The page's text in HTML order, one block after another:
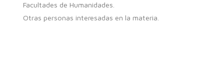
Facultades de Humanidades.
Otras personas interesadas en la materia.